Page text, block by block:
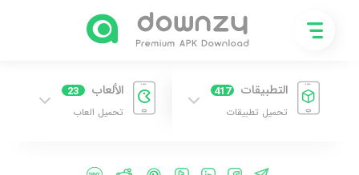
التطبيقات 417
تحميل تطبيقات
الألعاب 23
تحميل العاب